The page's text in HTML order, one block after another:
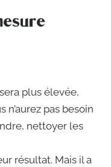
plus élevée,
pas besoin
nettoyer les
résultat. Mais il a